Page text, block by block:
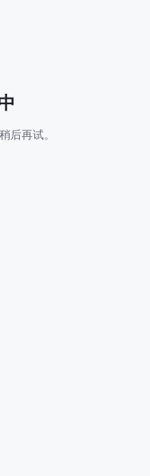
后再试。